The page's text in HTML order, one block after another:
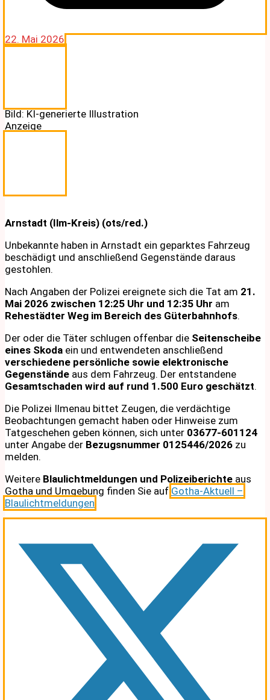
22. Mai 2026
Bild: KI-generierte Illustration
Anzeige
Arnstadt (Ilm-Kreis) (ots/red.)
Unbekannte haben in Arnstadt ein geparktes Fahrzeug
beschädigt und anschließend Gegenstände daraus
gestohlen.
Nach Angaben der Polizei ereignete sich die Tat am 21.
Mai 2026 zwischen 12:25 Uhr und 12:35 Uhr am
Rehestädter Weg im Bereich des Güterbahnhofs.
Der oder die Täter schlugen offenbar die Seitenscheibe
eines Skoda ein und entwendeten anschließend
verschiedene persönliche sowie elektronische
Gegenstände aus dem Fahrzeug. Der entstandene
Gesamtschaden wird auf rund 1.500 Euro geschätzt.
Die Polizei Ilmenau bittet Zeugen, die verdächtige
Beobachtungen gemacht haben oder Hinweise zum
Tatgeschehen geben können, sich unter 03677-601124
unter Angabe der Bezugsnummer 0125446/2026 zu
melden.
Weitere Blaulichtmeldungen und Polizeiberichte aus
Gotha und Umgebung finden Sie auf Gotha-Aktuell –
Blaulichtmeldungen